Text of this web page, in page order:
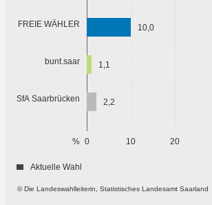
FREIE WÄHLER
bunt.saar
SfA Saarbrücken
0 10 20
%
10,0
1,1
2,2
© Die Landeswahlleiterin, Statistisches Landesamt Saarland
Aktuelle Wahl